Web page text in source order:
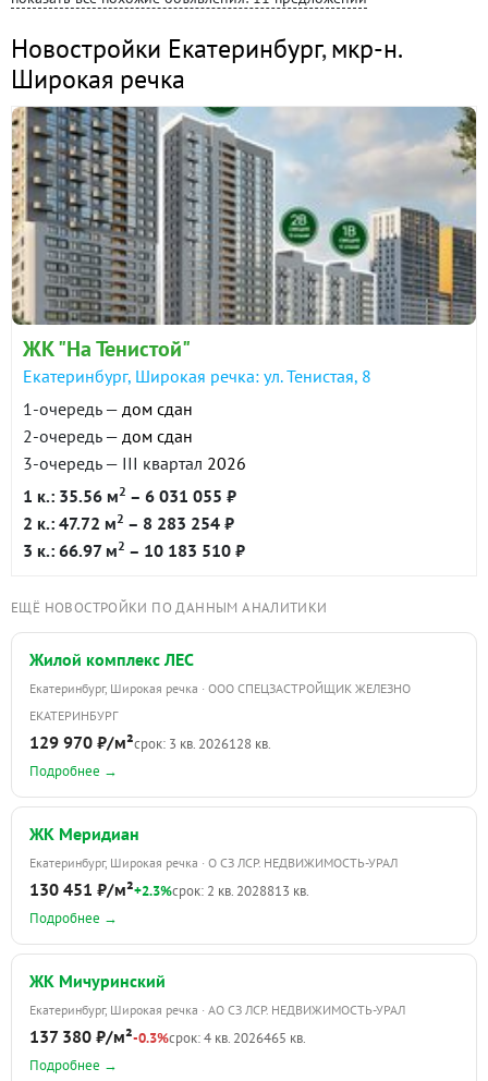
Новостройки Екатеринбург,мкр-н.
Широкая речка
ЖК "На Тенистой"
Екатеринбург, Широкая речка: ул. Тенистая, 8
1-очередь — дом сдан
2-очередь — дом сдан
3-очередь — III квартал 2026
1 к.: 35.56 м2 – 6 031 055 ₽
2 к.: 47.72 м2 – 8 283 254 ₽
3 к.: 66.97 м2 – 10 183 510 ₽
ЕЩЁ НОВОСТРОЙКИ ПО ДАННЫМ АНАЛИТИКИ
Жилой комплекс ЛЕС
Екатеринбург, Широкая речка · ООО СПЕЦЗАСТРОЙЩИК ЖЕЛЕЗНО
ЕКАТЕРИНБУРГ
129 970 ₽/м²срок: 3 кв. 2026128 кв.
Подробнее →
ЖК Меридиан
Екатеринбург, Широкая речка · О СЗ ЛСР. НЕДВИЖИМОСТЬ-УРАЛ
130 451 ₽/м²+2.3%срок: 2 кв. 2028813 кв.
Подробнее →
ЖК Мичуринский
Екатеринбург, Широкая речка · АО СЗ ЛСР. НЕДВИЖИМОСТЬ-УРАЛ
137 380 ₽/м²-0.3%срок: 4 кв. 2026465 кв.
Подробнее →